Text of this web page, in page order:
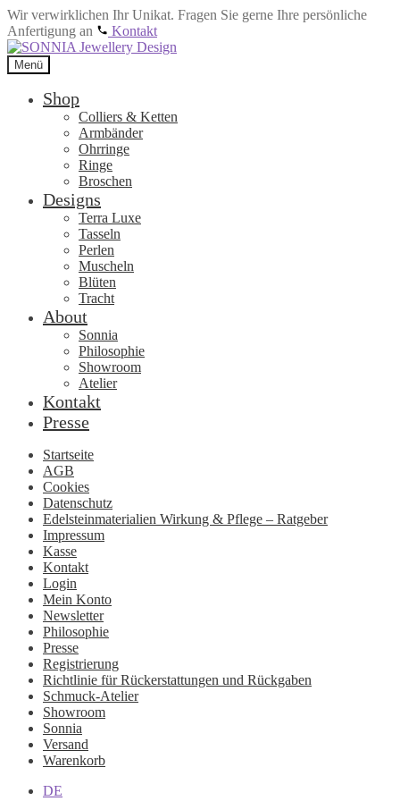
Wir verwirklichen Ihr Unikat. Fragen Sie gerne Ihre persönliche
Anfertigung an
Kontakt
Zur
Navigation
springen
Zum
Inhalt
springen
Menü
Shop
Colliers & Ketten
Armbänder
Ohrringe
Ringe
Broschen
Designs
Terra Luxe
Tasseln
Perlen
Muscheln
Blüten
Tracht
About
Sonnia
Philosophie
Showroom
Atelier
Kontakt
Presse
Startseite
AGB
Cookies
Datenschutz
Edelsteinmaterialien Wirkung & Pflege – Ratgeber
Impressum
Kasse
Kontakt
Login
Mein Konto
Newsletter
Philosophie
Presse
Registrierung
Richtlinie für Rückerstattungen und Rückgaben
Schmuck-Atelier
Showroom
Sonnia
Versand
Warenkorb
DE